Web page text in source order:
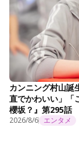
カンニング村山誕
直でかわいい」「
櫻坂？』第295話
2026/8/6 エンタメ